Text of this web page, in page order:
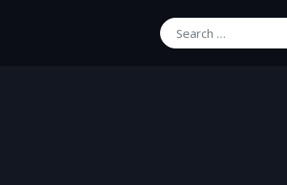
Search for: